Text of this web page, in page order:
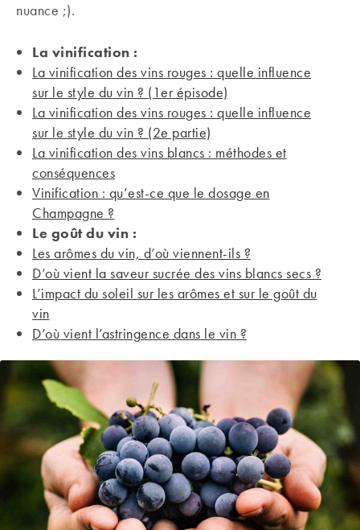
nuance ;).
La vinification :
La vinification des vins rouges : quelle influence
sur le style du vin ? (1er épisode)
La vinification des vins rouges : quelle influence
sur le style du vin ? (2e partie)
La vinification des vins blancs : méthodes et
conséquences
Vinification : qu’est-ce que le dosage en
Champagne ?
Le goût du vin :
Les arômes du vin, d’où viennent-ils ?
D’où vient la saveur sucrée des vins blancs secs ?
L’impact du soleil sur les arômes et sur le goût du
vin
D’où vient l’astringence dans le vin ?